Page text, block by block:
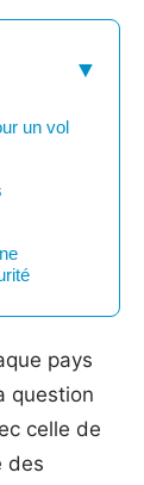
un vol
pays
question
celle de
des